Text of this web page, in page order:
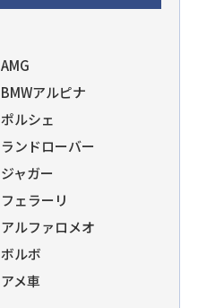
AMG
BMWアルピナ
ポルシェ
ランドローバー
ジャガー
フェラーリ
アルファロメオ
ボルボ
アメ車